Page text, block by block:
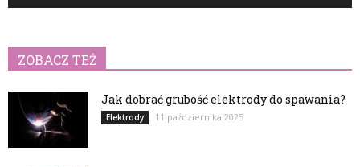
ZOBACZ TEŻ
Jak dobrać grubość elektrody do spawania?
Elektrody 11 października 2025